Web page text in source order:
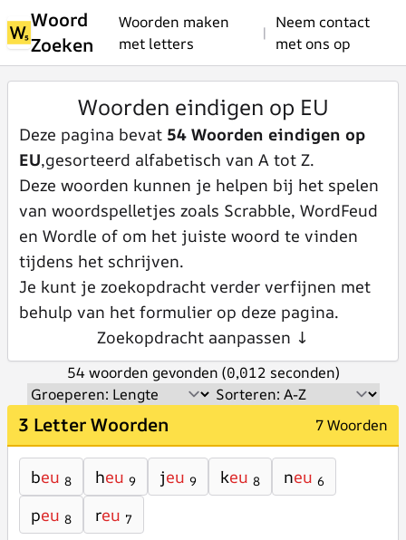
Woord
Zoeken
Woorden maken
met letters
|
Neem contact
met ons op
Woorden eindigen op EU
Deze pagina bevat 54 Woorden eindigen op
EU,gesorteerd alfabetisch van A tot Z.
Deze woorden kunnen je helpen bij het spelen
van woordspelletjes zoals Scrabble, WordFeud
en Wordle of om het juiste woord te vinden
tijdens het schrijven.
Je kunt je zoekopdracht verder verfijnen met
behulp van het formulier op deze pagina.
Zoekopdracht aanpassen ↓
54 woorden gevonden (0,012 seconden)
3 Letter Woorden 7 Woorden
beu 8 heu 9 jeu 9 keu 8 neu 6
peu 8 reu 7